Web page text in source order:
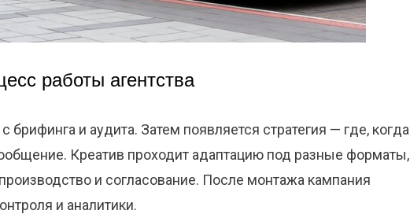
работы агентства
брифинга и аудита. Затем появляется стратегия — где, когда
Креатив проходит адаптацию под разные форматы,
и согласование. После монтажа кампания
и аналитики.